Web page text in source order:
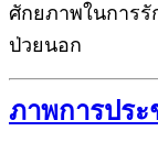
ศักยภาพในการรั
ป่วยนอก
ภาพการประ